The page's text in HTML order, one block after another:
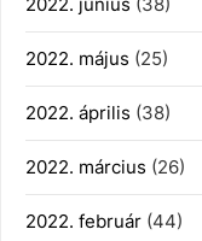
2022. május (25)
2022. április (38)
2022. március (26)
2022. február (44)